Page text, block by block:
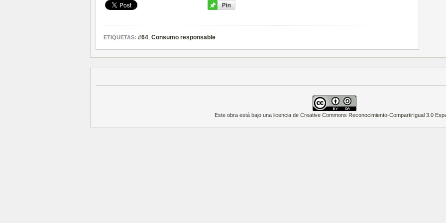
ETIQUETAS: #64, Consumo responsable
Este obra está bajo una licencia de Creative Commons Reconocimiento-CompartirIgual 3.0